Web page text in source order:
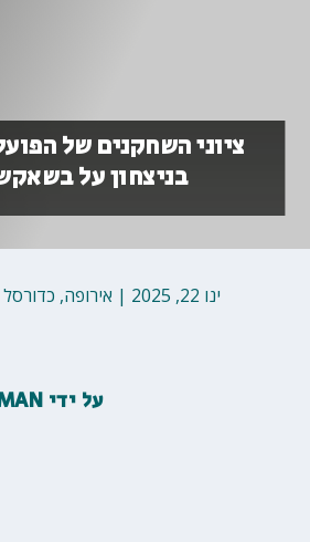
ציוני השחקנים של
בניצחון על
ינו 22, 2025 | אירופה, כדורסל
על ידי